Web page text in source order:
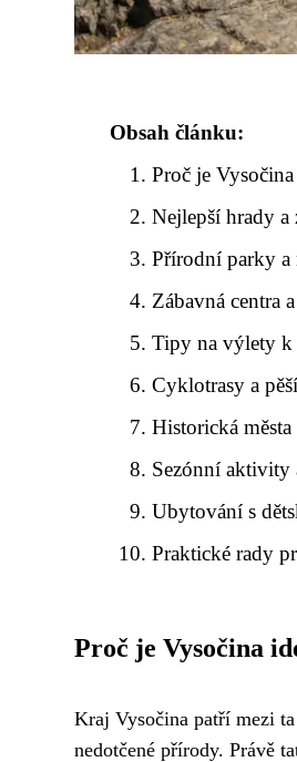
Obsah článku:
Proč je
Nejlepší hrady
Přírodní parky a
Zábavná centra
Tipy na výlety
Cyklotrasy a
Historická
Sezónní aktivity
Ubytování s
Praktické rady
Proč je Vysočina
Kraj Vysočina patří mezi
nedotčené přírody. Právě